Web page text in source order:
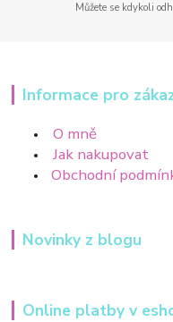
Můžete se kdykoli
Informace pro
O mně
Jak nakupovat
Obchodní
Novinky z blogu
Online platby v